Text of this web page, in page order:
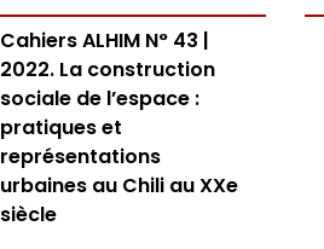
Cahiers ALHIM N° 43 |
2022. La construction
sociale de l’espace :
pratiques et
représentations
urbaines au Chili au XXe
siècle